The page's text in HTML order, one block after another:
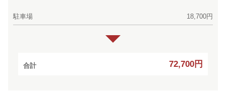
駐車場 18,700円
合計 72,700円